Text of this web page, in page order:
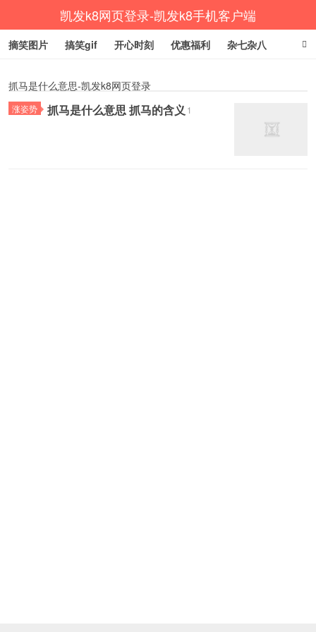
凯发k8网页登录-凯发k8手机客户端
摘笑图片 搞笑gif 开心时刻 优惠福利 杂七杂八
抓马是什么意思-凯发k8网页登录
涨姿势 抓马是什么意思 抓马的含义 1